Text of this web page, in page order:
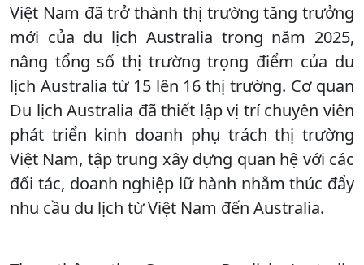
Việt Nam đã trở thành thị trường tăng trưởng
mới của du lịch Australia trong năm 2025,
nâng tổng số thị trường trọng điểm của du
lịch Australia từ 15 lên 16 thị trường. Cơ quan
Du lịch Australia đã thiết lập vị trí chuyên viên
phát triển kinh doanh phụ trách thị trường
Việt Nam, tập trung xây dựng quan hệ với các
đối tác, doanh nghiệp lữ hành nhằm thúc đẩy
nhu cầu du lịch từ Việt Nam đến Australia.